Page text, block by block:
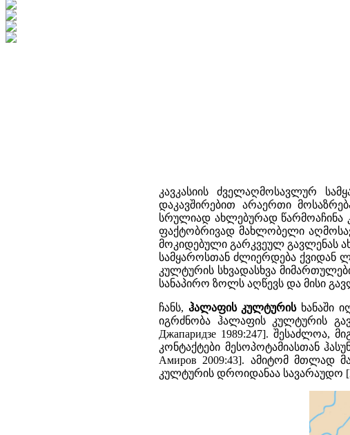
კავკასიის ძველაღმოსავლურ
დაკავშირებით არაერთი
სრულიად ახლებურად წარმოაჩინა
ფაქტობრივად მახლობელი
მოკიდებული გარკვეულ გავლენას
სამყაროსთან ძლიერდება ქვიდან
კულტურის სხვადასხვა
სანაპირო ზოლს აღწევს და მისი
ჩანს, ჰალაფის კულტურისხანაში
იგრძნობა ჰალაფის კულტურის
Джапаридзе 1989:247].
კონტაქტები მესოპოტამიასთან
Амиров 2009:43]. ამიტომ მთლად
კულტურის დროიდანაა სავარაუდო